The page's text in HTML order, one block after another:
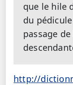
que le hile
du
passage
http://